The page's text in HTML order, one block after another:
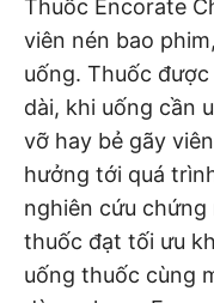
Thuốc Encorate
viên nén bao
uống. Thuốc
dài, khi uống cần
vỡ hay bẻ gãy
hưởng tới quá
nghiên cứu chứng
thuốc đạt tối ưu
uống thuốc cùng